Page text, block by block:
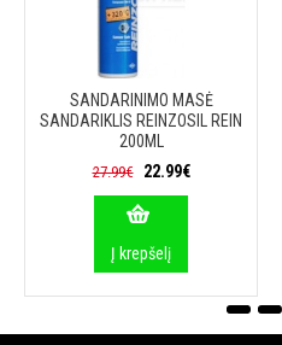
SANDARINIMO MASĖ
SANDARIKLIS REINZOSIL REIN
200ML
27.99€ 22.99€
Į krepšelį